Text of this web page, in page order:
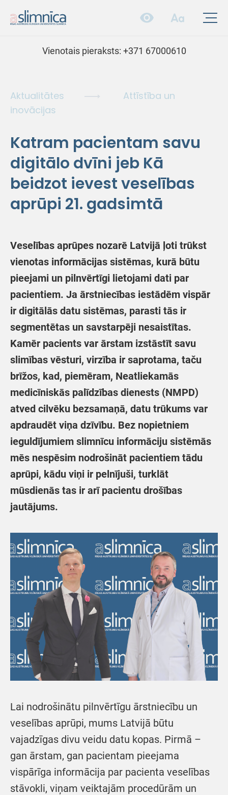
Vienotais pieraksts: +371 67000610
Aktualitātes
Attīstība un
inovācijas
Katram pacientam savu
digitālo dvīni jeb Kā
beidzot ievest veselības
aprūpi 21. gadsimtā
Veselības aprūpes nozarē Latvijā ļoti trūkst
vienotas informācijas sistēmas, kurā būtu
pieejami un pilnvērtīgi lietojami dati par
pacientiem. Ja ārstniecības iestādēm vispār
ir digitālās datu sistēmas, parasti tās ir
segmentētas un savstarpēji nesaistītas.
Kamēr pacients var ārstam izstāstīt savu
slimības vēsturi, virzība ir saprotama, taču
brīžos, kad, piemēram, Neatliekamās
medicīniskās palīdzības dienests (NMPD)
atved cilvēku bezsamaņā, datu trūkums var
apdraudēt viņa dzīvību. Bez nopietniem
ieguldījumiem slimnīcu informāciju sistēmās
mēs nespēsim nodrošināt pacientiem tādu
aprūpi, kādu viņi ir pelnījuši, turklāt
mūsdienās tas ir arī pacientu drošības
jautājums.
Lai nodrošinātu pilnvērtīgu ārstniecību un
veselības aprūpi, mums Latvijā būtu
vajadzīgas divu veidu datu kopas. Pirmā –
gan ārstam, gan pacientam pieejama
vispārīga informācija par pacienta veselības
stāvokli, viņam veiktajām procedūrām un